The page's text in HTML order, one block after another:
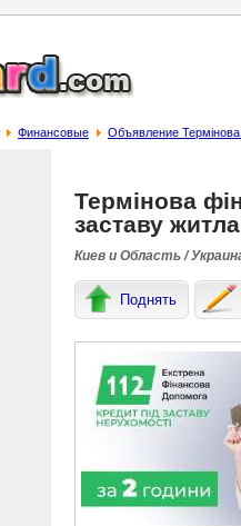
Финансовые Объявление Термінова
Термінова
заставу
Киев и Область /
Поднять